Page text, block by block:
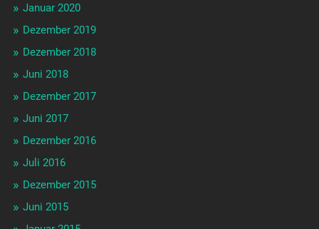
Januar 2020
Dezember 2019
Dezember 2018
Juni 2018
Dezember 2017
Juni 2017
Dezember 2016
Juli 2016
Dezember 2015
Juni 2015